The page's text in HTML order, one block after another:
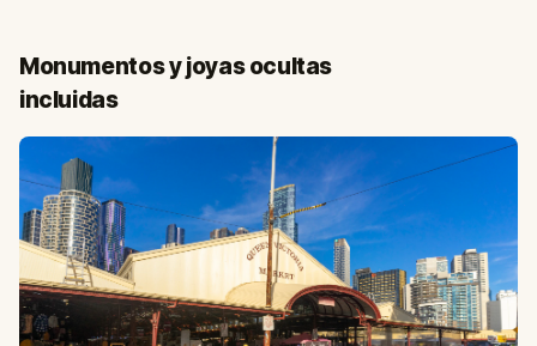
Monumentos y joyas ocultas
incluidas